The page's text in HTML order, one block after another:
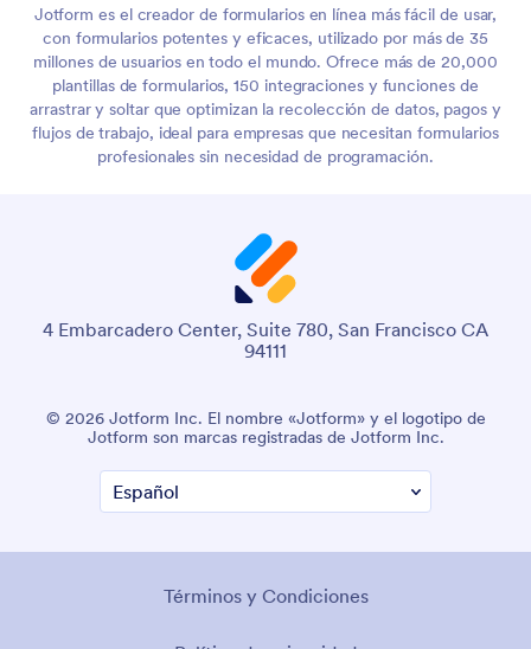
Jotform es el creador de formularios en línea más fácil de usar,
con formularios potentes y eficaces, utilizado por más de 35
millones de usuarios en todo el mundo. Ofrece más de 20,000
plantillas de formularios, 150 integraciones y funciones de
arrastrar y soltar que optimizan la recolección de datos, pagos y
flujos de trabajo, ideal para empresas que necesitan formularios
profesionales sin necesidad de programación.
4 Embarcadero Center, Suite 780, San Francisco CA
94111
© 2026 Jotform Inc. El nombre «Jotform» y el logotipo de
Jotform son marcas registradas de Jotform Inc.
Términos y Condiciones